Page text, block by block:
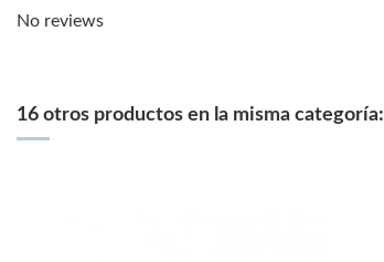
No reviews
16 otros productos en la misma categoría: